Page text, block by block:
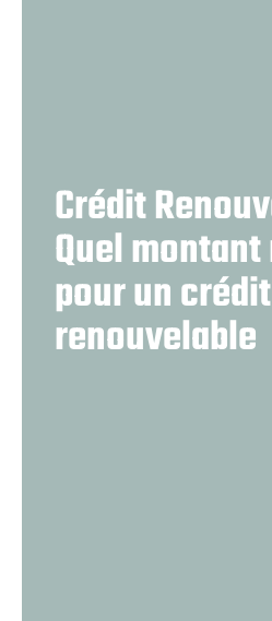
Crédit
Quel
pour un crédit
renouvelable